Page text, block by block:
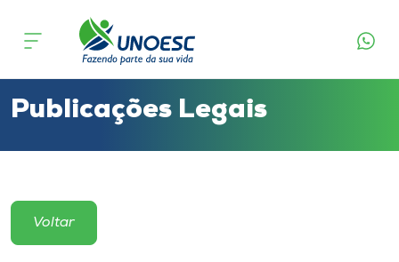
Cursos
Atendimento ao Estudante
Portal de Ensino
Publicações Legais
Voltar